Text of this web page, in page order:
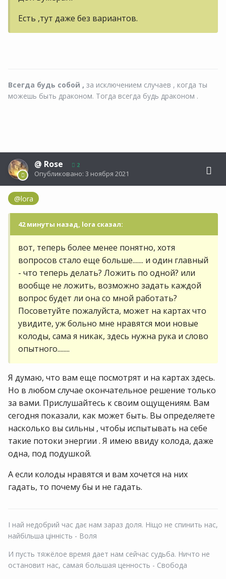
Есть ,тут даже без вариантов.
Всегда будь собой , за исключением случаев , когда ты
можешь быть драконом. Тогда всегда будь драконом .
@ Rose 2
Опубликовано: 3 ноября 2021
@lora
42 минуты назад, lora сказал:
вот, теперь более менее понятно, хотя
вопросов стало еще больше....... и один главный
- что теперь делать? Ложить по одной? или
вообще не ложить, возможно задать каждой
вопрос будет ли она со мной работать?
Посоветуйте пожалуйста, может на картах что
увидите, уж больно мне нравятся мои новые
колоды, сама я никак, здесь нужна рука и слово
опытного........
Я думаю, что вам еще посмотрят и на картах здесь.
Но в любом случае окончательное решение только
за вами. Прислушайтесь к своим ощущениям. Вам
сегодня показали, как может быть. Вы определяете
насколько вы сильны , чтобы испытывать на себе
такие потоки энергии . Я имею ввиду колода, даже
одна, под подушкой.
А если колоды нравятся и вам хочется на них
гадать, то почему бы и не гадать.
І най недобрий час дає нам зараз доля. Ніщо не спинить нас,
найбільша цінність - Воля
И пусть тяжёлое время дает нам сейчас судьба. Ничто не
остановит нас, самая большая ценность - Свобода